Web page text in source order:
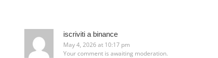
iscriviti a binance
May 4, 2026 at 10:17 pm
Your comment is awaiting moderation.